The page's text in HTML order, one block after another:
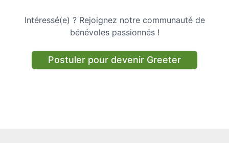
Intéressé(e) ? Rejoignez notre communauté de
bénévoles passionnés !
Postuler pour devenir Greeter